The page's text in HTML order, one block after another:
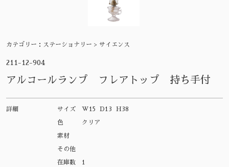
カテゴリー： ステーショナリー > サイエンス
211-12-904
アルコールランプ フレアトップ 持ち手付
詳細 サイズ W15 D13 H38
色 クリア
素材
その他
在庫数 1